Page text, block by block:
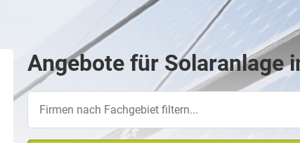
Angebote für Solaranlage